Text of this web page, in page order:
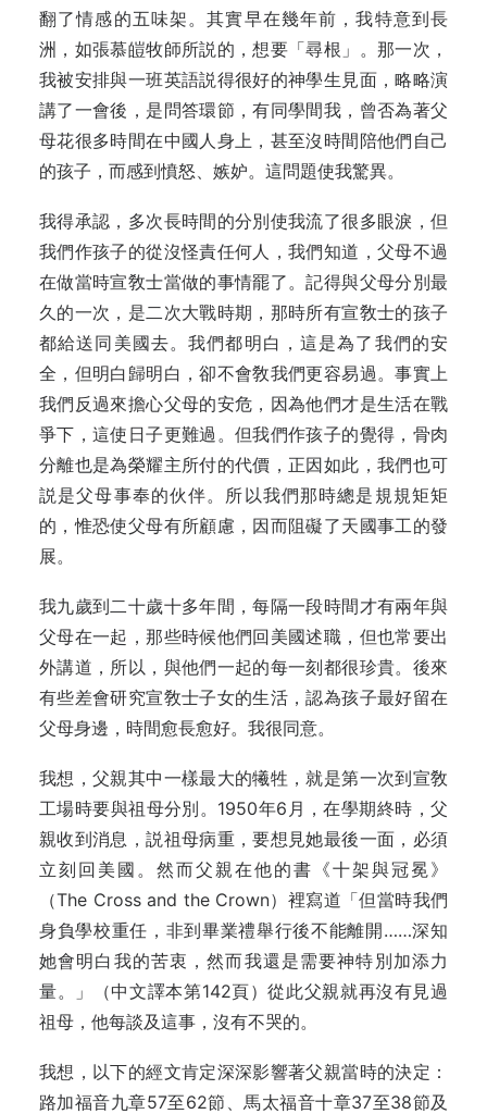
翻了情感的五味架。其實早在幾年前，我特意到長
洲，如張慕皚牧師所説的，想要「尋根」。那一次，
我被安排與一班英語説得很好的神學生見面，略略演
講了一會後，是問答環節，有同學間我，曾否為著父
母花很多時間在中國人身上，甚至沒時間陪他們自己
的孩子，而感到憤怒、嫉妒。這問題使我驚異。
我得承認，多次長時間的分別使我流了很多眼淚，但
我們作孩子的從沒怪責任何人，我們知道，父母不過
在做當時宣敎士當做的事情罷了。記得與父母分別最
久的一次，是二次大戰時期，那時所有宣敎士的孩子
都給送同美國去。我們都明白，這是為了我們的安
全，但明白歸明白，卻不會敎我們更容易過。事實上
我們反過來擔心父母的安危，因為他們才是生活在戰
爭下，這使日子更難過。但我們作孩子的覺得，骨肉
分離也是為榮耀主所付的代價，正因如此，我們也可
説是父母事奉的伙伴。所以我們那時總是規規矩矩
的，惟恐使父母有所顧慮，因而阻礙了天國事工的發
展。
我九歲到二十歲十多年間，每隔一段時間才有兩年與
父母在一起，那些時候他們回美國述職，但也常要出
外講道，所以，與他們一起的每一刻都很珍貴。後來
有些差會研究宣敎士子女的生活，認為孩子最好留在
父母身邊，時間愈長愈好。我很同意。
我想，父親其中一樣最大的犧牲，就是第一次到宣敎
工場時要與祖母分別。1950年6月，在學期終時，父
親收到消息，説祖母病重，要想見她最後一面，必須
立刻回美國。然而父親在他的書《十架與冠冕》
（The Cross and the Crown）裡寫道「但當時我們
身負學校重任，非到畢業禮舉行後不能離開……深知
她會明白我的苦衷，然而我還是需要神特別加添力
量。」（中文譯本第142頁）從此父親就再沒有見過
祖母，他每談及這事，沒有不哭的。
我想，以下的經文肯定深深影響著父親當時的決定：
路加福音九章57至62節、馬太福音十章37至38節及